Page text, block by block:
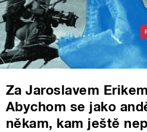
Za Jaroslavem
Abychom se jako
někam, kam ještě